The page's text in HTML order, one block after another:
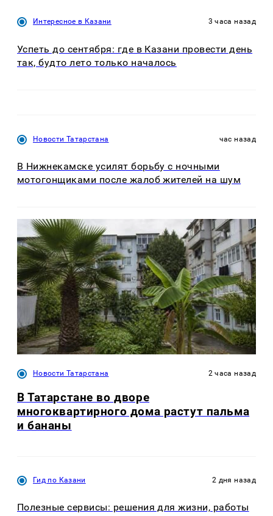
Интересное в Казани 3 часа назад
Успеть до сентября: где в Казани провести день
так, будто лето только началось
Новости Татарстана час назад
В Нижнекамске усилят борьбу с ночными
мотогонщиками после жалоб жителей на шум
Новости Татарстана 2 часа назад
В Татарстане во дворе
многоквартирного дома растут пальма
и бананы
Гид по Казани 2 дня назад
Полезные сервисы: решения для жизни, работы